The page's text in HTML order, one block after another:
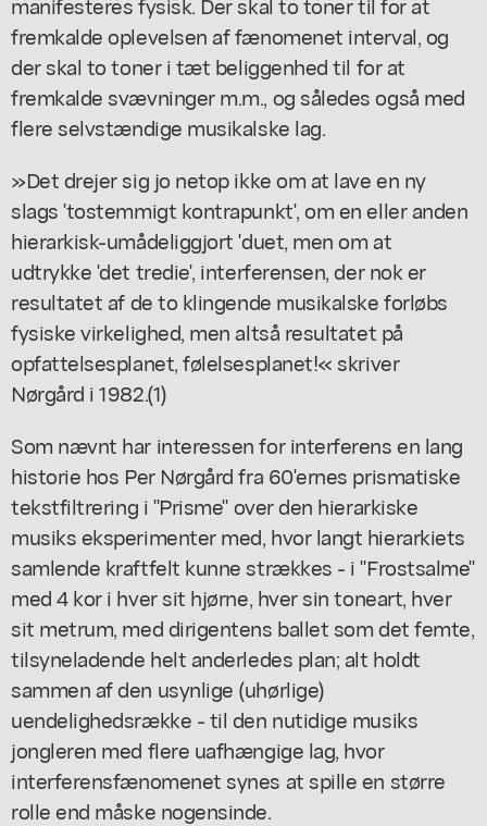
fremkalde oplevelsen af fænomenet interval, og
der skal to toner i tæt beliggenhed til for at
fremkalde svævninger m.m., og således også med
flere selvstændige musikalske lag.
»Det drejer sig jo netop ikke om at lave en ny
slags 'tostemmigt kontrapunkt', om en eller anden
hierarkisk-umådeliggjort 'duet, men om at
udtrykke 'det tredie', interferensen, der nok er
resultatet af de to klingende musikalske forløbs
fysiske virkelighed, men altså resultatet på
opfattelsesplanet, følelsesplanet!« skriver
Nørgård i 1982.(1)
Som nævnt har interessen for interferens en lang
historie hos Per Nørgård fra 60'ernes prismatiske
tekstfiltrering i "Prisme" over den hierarkiske
musiks eksperimenter med, hvor langt hierarkiets
samlende kraftfelt kunne strækkes - i "Frostsalme"
med 4 kor i hver sit hjørne, hver sin toneart, hver
sit metrum, med dirigentens ballet som det femte,
tilsyneladende helt anderledes plan; alt holdt
sammen af den usynlige (uhørlige)
uendelighedsrække - til den nutidige musiks
jongleren med flere uafhængige lag, hvor
interferensfænomenet synes at spille en større
rolle end måske nogensinde.